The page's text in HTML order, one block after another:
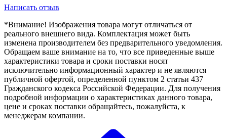
Написать отзыв
*Внимание! Изображения товара могут отличаться от
реального внешнего вида. Комплектация может быть
изменена производителем без предварительного уведомления.
Обращаем ваше внимание на то, что все приведенные выше
характеристики товара и сроки поставки носят
исключительно информационный характер и не являются
публичной офертой, определенной пунктом 2 статьи 437
Гражданского кодекса Российской Федерации. Для получения
подробной информации о характеристиках данного товара,
цене и сроках поставки обращайтесь, пожалуйста, к
менеджерам компании.